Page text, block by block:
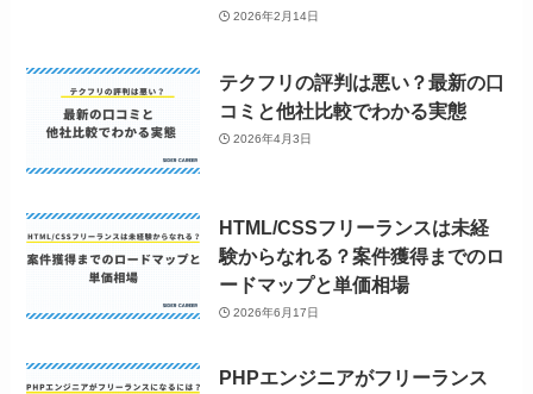
2026年2月14日
テクフリの評判は悪い？最新の口
コミと他社比較でわかる実態
2026年4月3日
HTML/CSSフリーランスは未経
験からなれる？案件獲得までのロ
ードマップと単価相場
2026年6月17日
PHPエンジニアがフリーランス